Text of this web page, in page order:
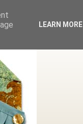
LEARN MORE